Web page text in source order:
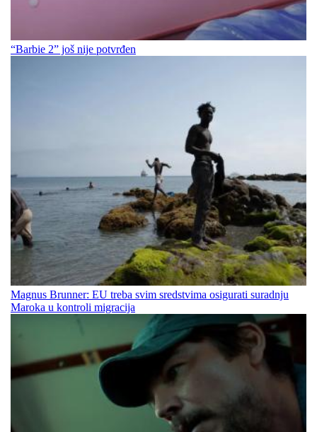
“Barbie 2” još nije potvrđen
Magnus Brunner: EU treba svim sredstvima osigurati suradnju
Maroka u kontroli migracija